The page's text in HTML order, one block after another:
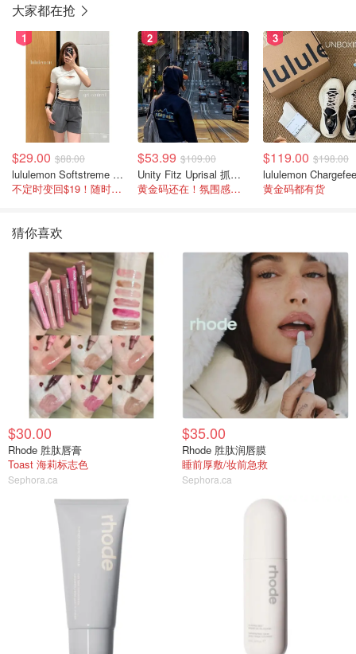
大家都在抢
1
$29.00 $88.00
lululemon Softstreme 女士高腰短裤 10cm
不定时变回$19！随时点进来看
2
$53.99 $109.00
Unity Fitz Uprisal 抓绒卫衣
黄金码还在！氛围感之神
3
$119.00 $198.00
黄金码都有货
猜你喜欢
$30.00
Rhode 胜肽唇膏
Toast 海莉标志色
Sephora.ca
$35.00
Rhode 胜肽润唇膜
睡前厚敷/妆前急救
Sephora.ca